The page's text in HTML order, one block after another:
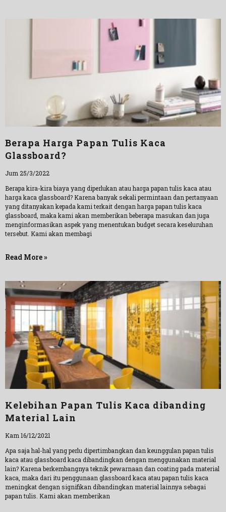
Berapa Harga Papan Tulis Kaca
Glassboard?
Jum 25/3/2022
Berapa kira-kira biaya yang diperlukan atau harga papan tulis kaca atau
harga kaca glassboard? Karena banyak sekali permintaan dan pertanyaan
yang ditanyakan kepada kami terkait dengan harga papan tulis kaca
glassboard, maka kami akan memberikan beberapa masukan dan juga
menginformasikan aspek yang menentukan budget secara keseluruhan
tersebut. Kami akan membagi
Read More »
Kelebihan Papan Tulis Kaca dibanding
Material Lain
Kam 16/12/2021
Apa saja hal-hal yang perlu dipertimbangkan dan keunggulan papan tulis
kaca atau glassboard kaca dibandingkan dengan menggunakan material
lain? Karena berkembangnya teknik pewarnaan dan coating pada material
kaca, maka dari itu penggunaan glassboard kaca atau papan tulis kaca
meningkat dengan signifikan dibandingkan material lainnya sebagai
papan tulis. Kami akan memberikan